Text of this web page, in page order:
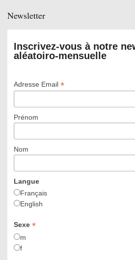
Newsletter
Inscrivez-vous à notre
aléatoiro-mensuelle
Adresse Email *
Prénom
Nom
Langue
Français
English
Sexe *
m
f